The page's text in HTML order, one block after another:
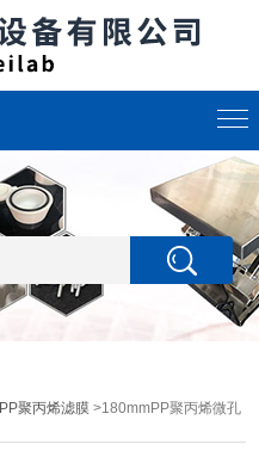
PP聚丙烯滤膜 >180mmPP聚丙烯微孔